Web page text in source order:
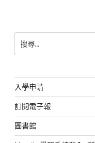
尋
字:
入學申請
訂閱電子報
圖書館